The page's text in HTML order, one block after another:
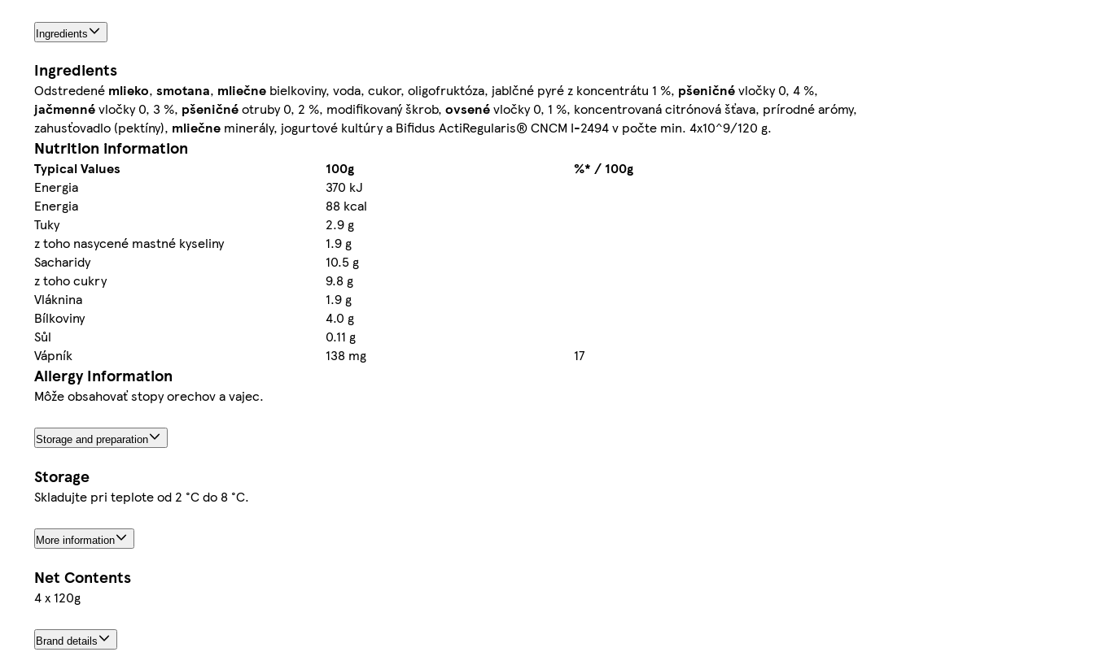
Ingredients
Ingredients
Odstredené mlieko, smotana, mliečne bielkoviny, voda, cukor, oligofruktóza, jablčné pyré z koncentrátu 1 %, pšeničnévločky 0, 4 %,
jačmennévločky 0, 3 %, pšeničnéotruby 0, 2 %, modifikovaný škrob, ovsenévločky 0, 1 %, koncentrovaná citrónová šťava, prírodné arómy,
zahusťovadlo (pektíny), mliečne minerály, jogurtové kultúry a Bifidus ActiRegularis® CNCM I-2494 v počte min. 4x10^9/120 g.
Nutrition information
Typical Values 100g
%* / 100g
Energia
370 kJ
Energia
88 kcal
Tuky
2.9 g
z toho nasycené mastné kyseliny
1.9 g
Sacharidy
10.5 g
z toho cukry
9.8 g
Vláknina
1.9 g
Bílkoviny
4.0 g
Sůl
0.11 g
Vápník
138 mg 17
Allergy Information
Môže obsahovať stopy orechov a vajec.
Storage and preparation
Storage
Skladujte pri teplote od 2 °C do 8 °C.
More information
Net Contents
4 x 120g
Brand details